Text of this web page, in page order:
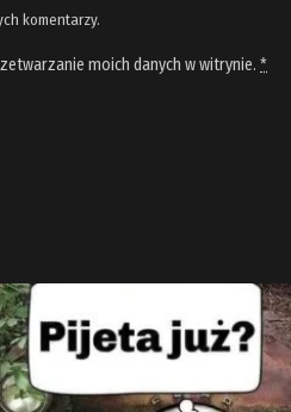
komentarzy.
moich danych w witrynie. *